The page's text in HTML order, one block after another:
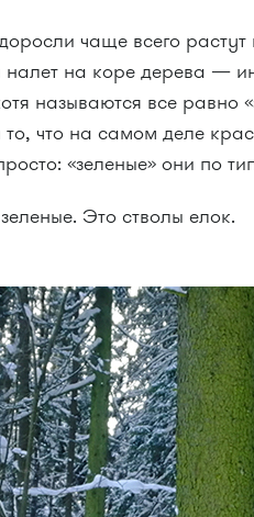
чаще всего растут
налет на коре дерева —
называются все равно
то, что на самом деле
«зеленые» они по
Это стволы елок.